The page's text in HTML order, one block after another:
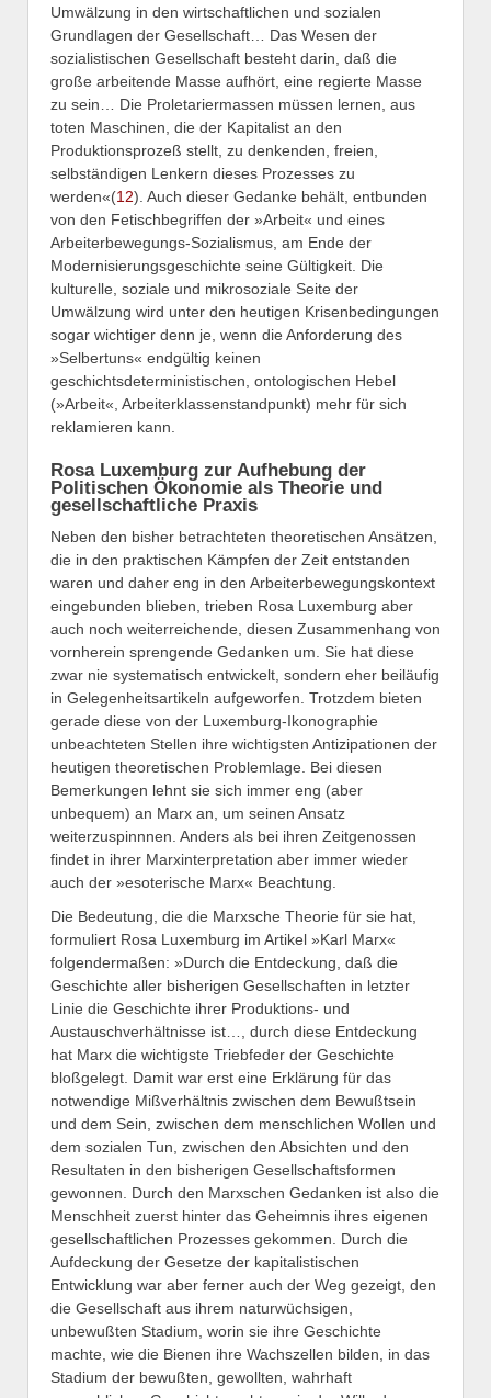
Umwälzung in den wirtschaftlichen und sozialen
Grundlagen der Gesellschaft… Das Wesen der
sozialistischen Gesellschaft besteht darin, daß die
große arbeitende Masse aufhört, eine regierte Masse
zu sein… Die Proletariermassen müssen lernen, aus
toten Maschinen, die der Kapitalist an den
Produktionsprozeß stellt, zu denkenden, freien,
selbständigen Lenkern dieses Prozesses zu
werden«(12). Auch dieser Gedanke behält, entbunden
von den Fetischbegriffen der »Arbeit« und eines
Arbeiterbewegungs-Sozialismus, am Ende der
Modernisierungsgeschichte seine Gültigkeit. Die
kulturelle, soziale und mikrosoziale Seite der
Umwälzung wird unter den heutigen Krisenbedingungen
sogar wichtiger denn je, wenn die Anforderung des
»Selbertuns« endgültig keinen
geschichtsdeterministischen, ontologischen Hebel
(»Arbeit«, Arbeiterklassenstandpunkt) mehr für sich
reklamieren kann.
Rosa Luxemburg zur Aufhebung der
Politischen Ökonomie als Theorie und
gesellschaftliche Praxis
Neben den bisher betrachteten theoretischen Ansätzen,
die in den praktischen Kämpfen der Zeit entstanden
waren und daher eng in den Arbeiterbewegungskontext
eingebunden blieben, trieben Rosa Luxemburg aber
auch noch weiterreichende, diesen Zusammenhang von
vornherein sprengende Gedanken um. Sie hat diese
zwar nie systematisch entwickelt, sondern eher beiläufig
in Gelegenheitsartikeln aufgeworfen. Trotzdem bieten
gerade diese von der Luxemburg-Ikonographie
unbeachteten Stellen ihre wichtigsten Antizipationen der
heutigen theoretischen Problemlage. Bei diesen
Bemerkungen lehnt sie sich immer eng (aber
unbequem) an Marx an, um seinen Ansatz
weiterzuspinnnen. Anders als bei ihren Zeitgenossen
findet in ihrer Marxinterpretation aber immer wieder
auch der »esoterische Marx« Beachtung.
Die Bedeutung, die die Marxsche Theorie für sie hat,
formuliert Rosa Luxemburg im Artikel »Karl Marx«
folgendermaßen: »Durch die Entdeckung, daß die
Geschichte aller bisherigen Gesellschaften in letzter
Linie die Geschichte ihrer Produktions- und
Austauschverhältnisse ist…, durch diese Entdeckung
hat Marx die wichtigste Triebfeder der Geschichte
bloßgelegt. Damit war erst eine Erklärung für das
notwendige Mißverhältnis zwischen dem Bewußtsein
und dem Sein, zwischen dem menschlichen Wollen und
dem sozialen Tun, zwischen den Absichten und den
Resultaten in den bisherigen Gesellschaftsformen
gewonnen. Durch den Marxschen Gedanken ist also die
Menschheit zuerst hinter das Geheimnis ihres eigenen
gesellschaftlichen Prozesses gekommen. Durch die
Aufdeckung der Gesetze der kapitalistischen
Entwicklung war aber ferner auch der Weg gezeigt, den
die Gesellschaft aus ihrem naturwüchsigen,
unbewußten Stadium, worin sie ihre Geschichte
machte, wie die Bienen ihre Wachszellen bilden, in das
Stadium der bewußten, gewollten, wahrhaft